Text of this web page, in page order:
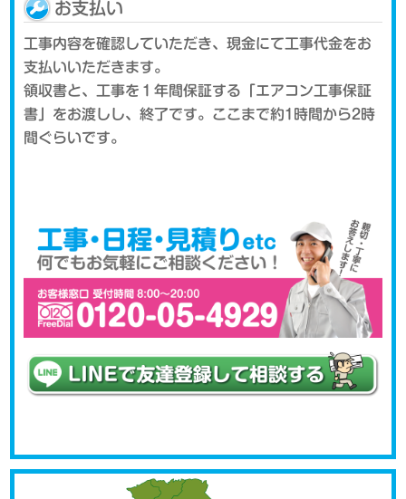
お支払い
工事内容を確認していただき、現金にて工事代金をお
支払いいただきます。
領収書と、工事を１年間保証する「エアコン工事保証
書」をお渡しし、終了です。ここまで約1時間から2時
間ぐらいです。